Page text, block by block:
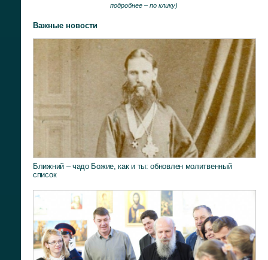
подробнее – по клику)
Важные новости
Ближний – чадо Божие, как и ты: обновлен молитвенный
список